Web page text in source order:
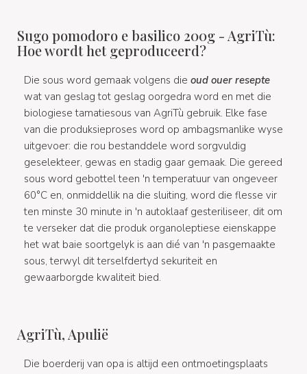
Sugo pomodoro e basilico 200g - AgriTù:
Hoe wordt het geproduceerd?
Die sous word gemaak volgens die oud ouer resepte
wat van geslag tot geslag oorgedra word en met die
biologiese tamatiesous van AgriTù gebruik. Elke fase
van die produksieproses word op ambagsmanlike wyse
uitgevoer: die rou bestanddele word sorgvuldig
geselekteer, gewas en stadig gaar gemaak. Die gereed
sous word gebottel teen 'n temperatuur van ongeveer
60°C en, onmiddellik na die sluiting, word die flesse vir
ten minste 30 minute in 'n autoklaaf gesteriliseer, dit om
te verseker dat die produk organoleptiese eienskappe
het wat baie soortgelyk is aan dié van 'n pasgemaakte
sous, terwyl dit terselfdertyd sekuriteit en
gewaarborgde kwaliteit bied.
AgriTù, Apulië
Die boerderij van opa is altijd een ontmoetingsplaats